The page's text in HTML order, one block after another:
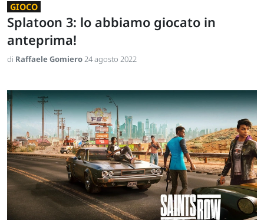
GIOCO
Splatoon 3: lo abbiamo giocato in
anteprima!
di Raffaele Gomiero24 agosto 2022